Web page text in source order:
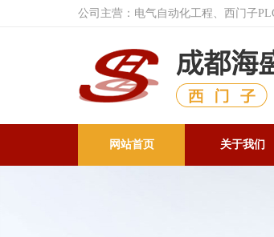
公司主营：电气自动化工程、西门子
网站首页 关于我们